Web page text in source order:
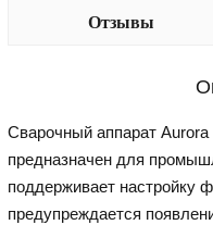
Отзывы
Сварочный аппарат
предназначен для
поддерживает настройку
предупреждается